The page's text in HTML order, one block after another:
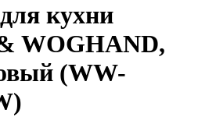
кухни
WOGHAND,
(WW-